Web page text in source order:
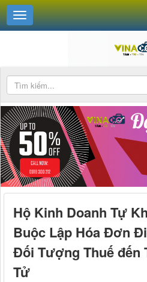
Hộ Kinh Doanh Tự
Buộc Lập Hóa Đơn
Đối Tượng Thuế đến
Tử